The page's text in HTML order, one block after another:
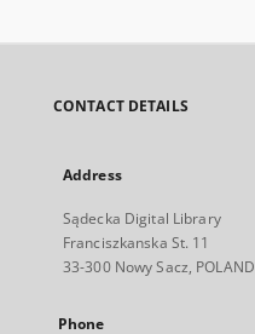
CONTACT DETAILS
Address
Sądecka Digital Library
Franciszkanska St. 11
33-300 Nowy Sacz, POLAND
Phone